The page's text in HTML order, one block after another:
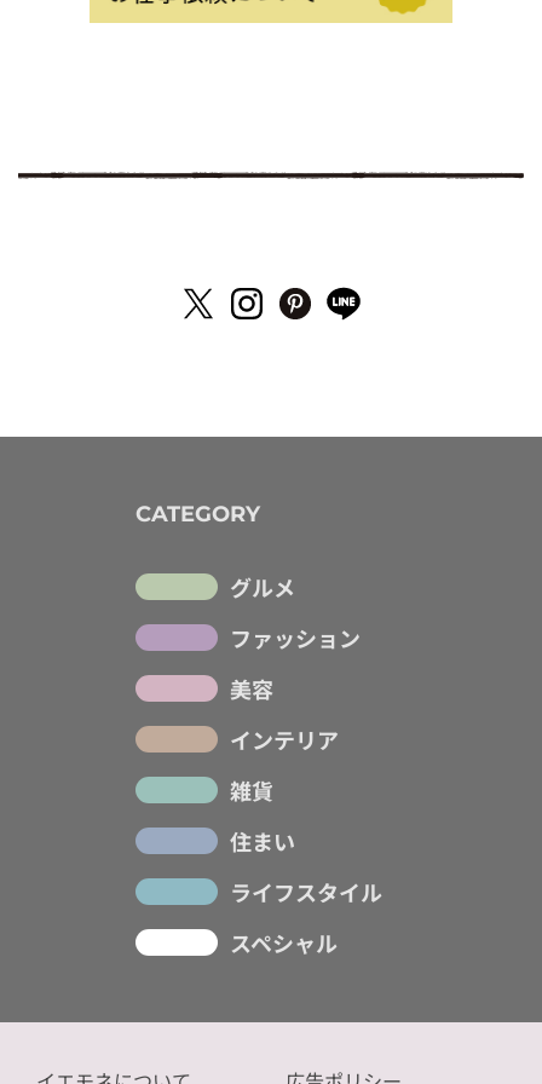
CATEGORY
グルメ
ファッション
美容
インテリア
雑貨
住まい
ライフスタイル
スペシャル